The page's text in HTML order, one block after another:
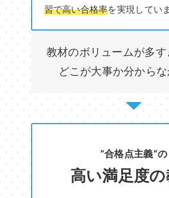
習で高い合格率を実現してい
教材のボリュームが多
どこが大事か分から
”合格点主義”の
高い満足度